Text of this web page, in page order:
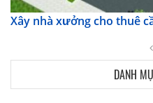
Xây nhà xưởng cho thuê
DANH